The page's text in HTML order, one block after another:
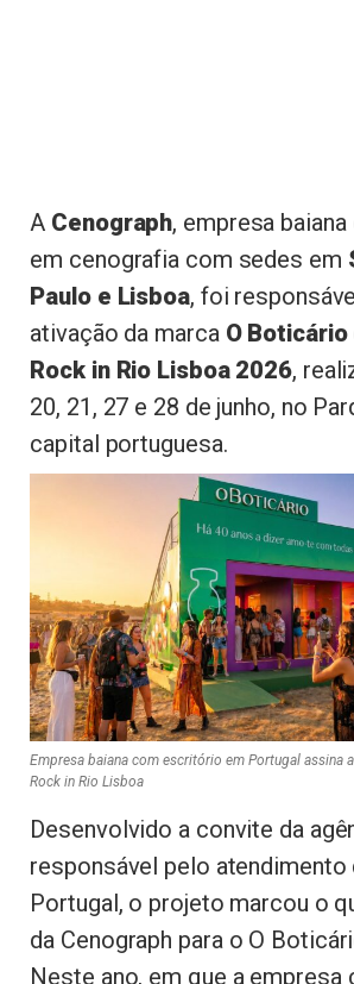
A Cenograph, empresa
em cenografia com sedes em
Paulo e Lisboa, foi
ativação da marca O Boticário
Rock in Rio Lisboa 2026,
20, 21, 27 e 28 de junho, no
capital portuguesa.
Empresa baiana com escritório em Portugal assina
Rock in Rio Lisboa
Desenvolvido a convite da
responsável pelo atendimento
Portugal, o projeto marcou o
da Cenograph para o O
Neste ano, em que a empresa